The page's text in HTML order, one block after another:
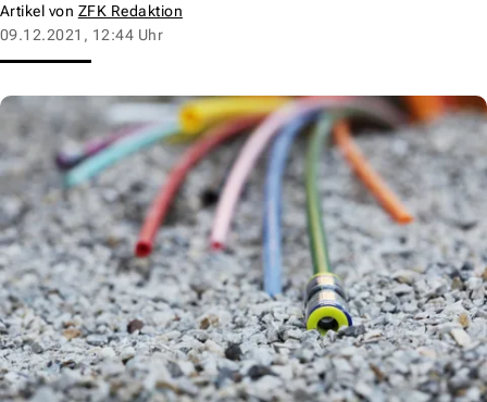
Artikel von ZFK Redaktion
09.12.2021, 12:44 Uhr